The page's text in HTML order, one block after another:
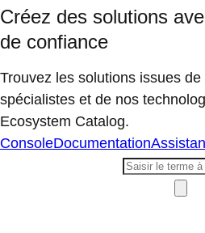
Créez des solutions
de confiance
Trouvez les solutions issues
spécialistes et de nos
Ecosystem Catalog.
ConsoleDocumentation